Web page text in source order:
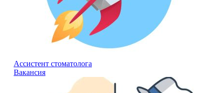
Ассистент стоматолога
Вакансия